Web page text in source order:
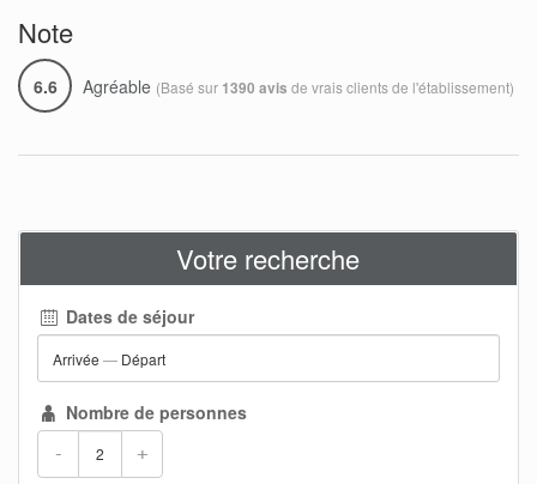
Note
6.6 Agréable (Basé sur 1390 avis de vrais clients de l'établissement)
Votre recherche
Dates de séjour
Arrivée — Départ
Nombre de personnes
- +